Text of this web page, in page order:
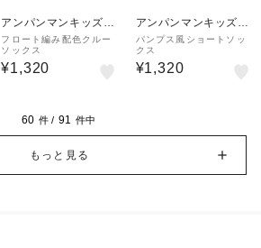
アンパンマンキッズコ
レクション
フロート編み配色クルー
ソックス
¥1,320
アンパンマンキッズコ
レクション
パンプス風ショートソッ
クス
¥1,320
60 件 / 91 件中
もっと見る